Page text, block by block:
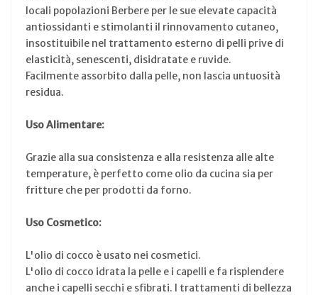
locali popolazioni Berbere per le sue elevate capacità
antiossidanti e stimolanti il rinnovamento cutaneo,
insostituibile nel trattamento esterno di pelli prive di
elasticità, senescenti, disidratate e ruvide.
Facilmente assorbito dalla pelle, non lascia untuosità
residua.
Uso Alimentare:
Grazie alla sua consistenza e alla resistenza alle alte
temperature, è perfetto come olio da cucina sia per
fritture che per prodotti da forno.
Uso Cosmetico:
L'olio di cocco è usato nei cosmetici.
L'olio di cocco idrata la pelle e i capelli e fa risplendere
anche i capelli secchi e sfibrati. I trattamenti di bellezza